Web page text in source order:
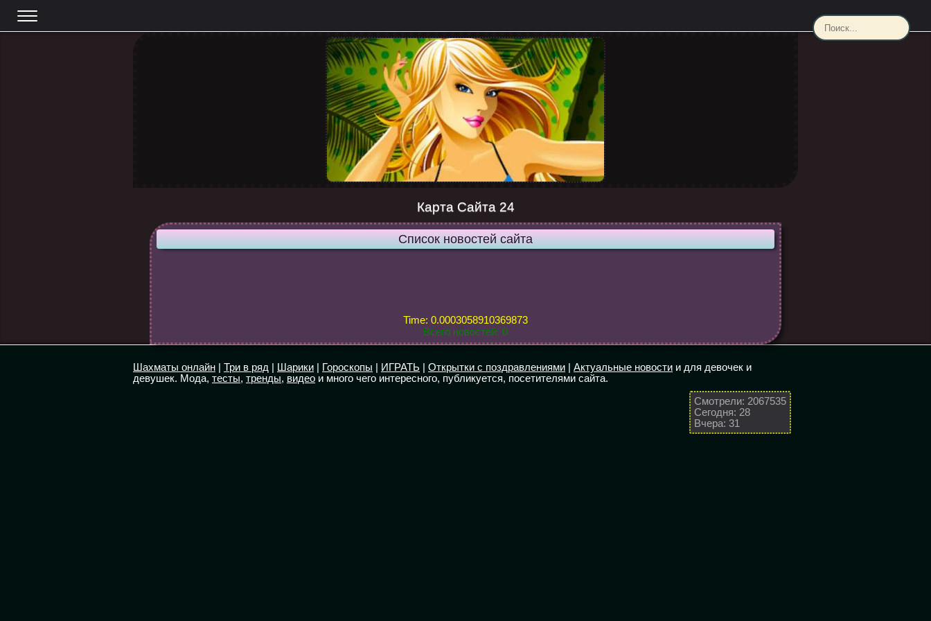
Карта Сайта 24
Список новостей сайта
Time: 0.0003058910369873
Всего новостей: 0
Шахматы онлайн Три в ряд Шарики Гороскопы ИГРАТЬ Открытки с поздравлениями Актуальные новости и для девочек и
девушек. Мода, тесты, тренды, видео и много чего интересного, публикуется, посетителями сайта.
Смотрели: 2067535
Сегодня: 28
Вчера: 31